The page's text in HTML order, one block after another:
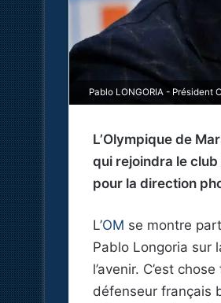
Pablo LONGORIA - Président
L’Olympique de
qui rejoindra le
pour la direction
L’OM se montre
Pablo Longoria sur
l’avenir. C’est
défenseur français